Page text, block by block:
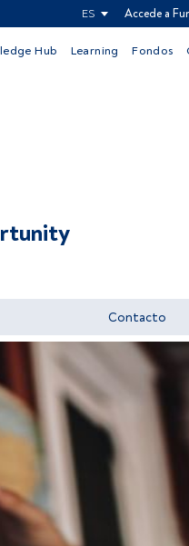
ES Accede a
Hub Learning Fondos
Contacto